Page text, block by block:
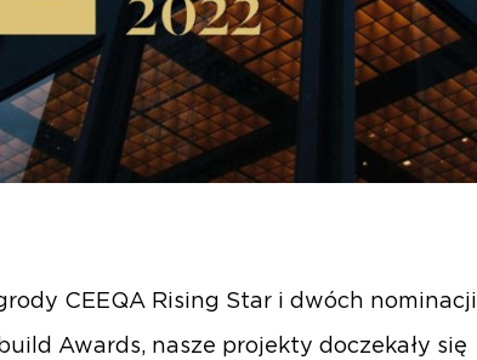
CEEQA Rising Star i dwóch nominacji
Awards, nasze projekty doczekały się